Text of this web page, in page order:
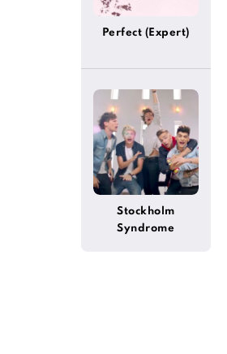
Perfect (Expert)
Stockholm
Syndrome